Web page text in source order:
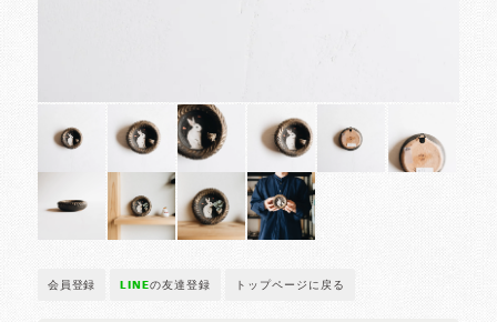
会員登録 LINEの友達登録 トップページに戻る